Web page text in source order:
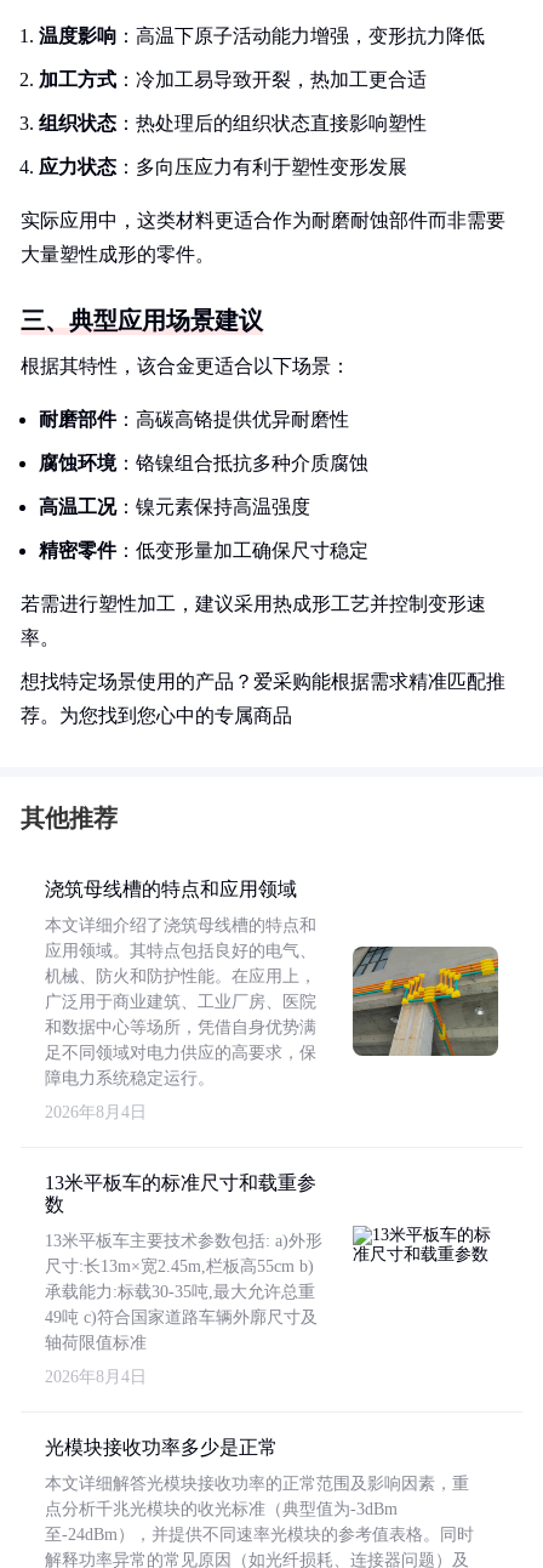
温度影响 ：高温下原子活动能力增强，变形抗力降低
加工方式 ：冷加工易导致开裂，热加工更合适
组织状态 ：热处理后的组织状态直接影响塑性
应力状态 ：多向压应力有利于塑性变形发展
实际应用中，这类材料更适合作为耐磨耐蚀部件而非需要
大量塑性成形的零件。
三、典型应用场景建议
根据其特性，该合金更适合以下场景：
耐磨部件：高碳高铬提供优异耐磨性
腐蚀环境：铬镍组合抵抗多种介质腐蚀
高温工况：镍元素保持高温强度
精密零件：低变形量加工确保尺寸稳定
若需进行塑性加工，建议采用热成形工艺并控制变形速
率。
想找特定场景使用的产品？爱采购能根据需求精准匹配推
荐。为您找到您心中的专属商品
其他推荐
浇筑母线槽的特点和应用领域
本文详细介绍了浇筑母线槽的特点和
应用领域。其特点包括良好的电气、
机械、防火和防护性能。在应用上，
广泛用于商业建筑、工业厂房、医院
和数据中心等场所，凭借自身优势满
足不同领域对电力供应的高要求，保
障电力系统稳定运行。
2026年8月4日
13米平板车的标准尺寸和载重参
数
13米平板车主要技术参数包括: a)外形
尺寸:长13m×宽2.45m,栏板高55cm b)
承载能力:标载30-35吨,最大允许总重
49吨 c)符合国家道路车辆外廓尺寸及
轴荷限值标准
2026年8月4日
光模块接收功率多少是正常
本文详细解答光模块接收功率的正常范围及影响因素，重
点分析千兆光模块的收光标准（典型值为-3dBm
至-24dBm），并提供不同速率光模块的参考值表格。同时
解释功率异常的常见原因（如光纤损耗、连接器问题）及